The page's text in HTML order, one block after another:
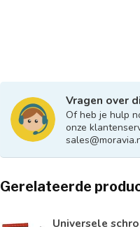
Vragen over
Of heb je hulp
onze
Gerelateerde
Universele